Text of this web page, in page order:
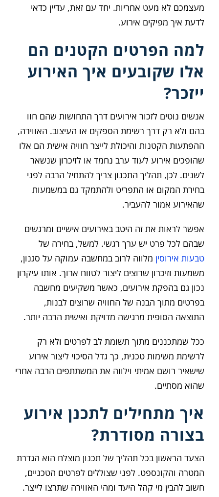
מעצמכם לא מעט אחריות. יחד עם זאת, עדיין כדאי
לדעת איך מפיקים אירוע.
למה הפרטים הקטנים הם
אלו שקובעים איך האירוע
ייזכר?
אנשים נוטים לזכור אירועים דרך התחושות שהם חוו
בהם ולא רק דרך רשימת הספקים או העיצוב. האווירה,
ההפתעות הקטנות והיכולת לייצר חוויה אישית הם אלו
שהופכים אירוע לעוד ערב נחמד או לזיכרון שנשאר
לשנים. לכן, תהליך התכנון צריך להתחיל הרבה לפני
בחירת המקום או התפריט ולהתמקד גם במשמעות
שהאירוע אמור להעביר.
אפשר לראות את זה היטב באירועים אישיים ומרגשים
שבהם לכל פרט יש ערך רגשי. למשל, בחירה של
טבעות אירוסין מלווה לרוב במחשבה עמוקה על סגנון,
משמעות וזיכרון שרוצים ליצור לטווח ארוך. אותו עיקרון
נכון גם בהפקת אירועים, כאשר משקיעים מחשבה
בפרטים מתוך הבנה של החוויה שרוצים לבנות,
התוצאה הסופית מרגישה מדויקת ואישית הרבה יותר.
ככל שמתכננים מתוך תשומת לב לפרטים ולא רק
לרשימת משימות טכנית, כך גדל הסיכוי ליצור אירוע
שישאיר רושם אמיתי וילווה את המשתתפים הרבה אחרי
שהוא מסתיים.
איך מתחילים לתכנן אירוע
בצורה מסודרת?
הצעד הראשון בכל תהליך של תכנון מוצלח הוא הגדרת
המטרה והקונספט. לפני שצוללים לפרטים הטכניים,
חשוב להבין מי קהל היעד ומהי האווירה שתרצו לייצר.